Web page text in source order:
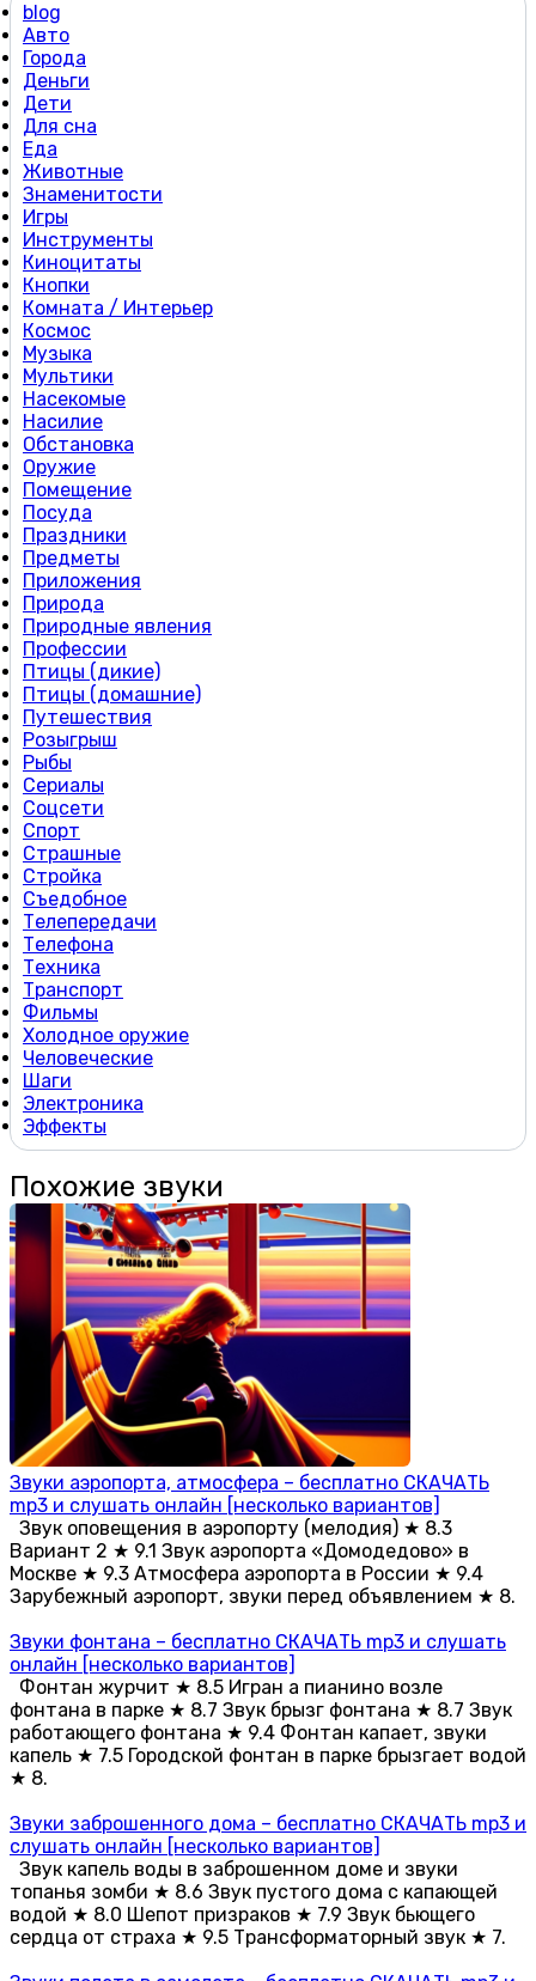
blog
Авто
Города
Деньги
Дети
Для сна
Еда
Животные
Знаменитости
Игры
Инструменты
Киноцитаты
Кнопки
Комната / Интерьер
Космос
Музыка
Мультики
Насекомые
Насилие
Обстановка
Оружие
Помещение
Посуда
Праздники
Предметы
Приложения
Природа
Природные явления
Профессии
Птицы (дикие)
Птицы (домашние)
Путешествия
Розыгрыш
Рыбы
Сериалы
Соцсети
Спорт
Страшные
Стройка
Съедобное
Телепередачи
Телефона
Техника
Транспорт
Фильмы
Холодное оружие
Человеческие
Шаги
Электроника
Эффекты
Похожие звуки
Звуки аэропорта, атмосфера – бесплатно СКАЧАТЬ
mp3 и слушать онлайн [несколько вариантов]
Звук оповещения в аэропорту (мелодия) ★ 8.3
Вариант 2 ★ 9.1 Звук аэропорта «Домодедово» в
Москве ★ 9.3 Атмосфера аэропорта в России ★ 9.4
Зарубежный аэропорт, звуки перед объявлением ★ 8.
Звуки фонтана – бесплатно СКАЧАТЬ mp3 и слушать
онлайн [несколько вариантов]
Фонтан журчит ★ 8.5 Игран а пианино возле
фонтана в парке ★ 8.7 Звук брызг фонтана ★ 8.7 Звук
работающего фонтана ★ 9.4 Фонтан капает, звуки
капель ★ 7.5 Городской фонтан в парке брызгает водой
★ 8.
Звуки заброшенного дома – бесплатно СКАЧАТЬ mp3 и
слушать онлайн [несколько вариантов]
Звук капель воды в заброшенном доме и звуки
топанья зомби ★ 8.6 Звук пустого дома с капающей
водой ★ 8.0 Шепот призраков ★ 7.9 Звук бьющего
сердца от страха ★ 9.5 Трансформаторный звук ★ 7.